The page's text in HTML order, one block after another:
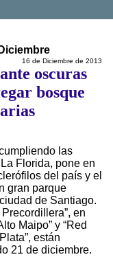
16 de Diciembre de 2013
oscuras
bosque
las
Florida, pone en
del país y el
gran parque
de Santiago.
en
Maipo” y “Red
están
21 de diciembre.